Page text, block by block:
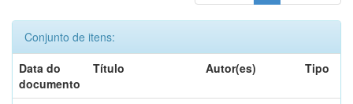
Conjunto de itens:
Data do
documento
Título Autor(es) Tipo